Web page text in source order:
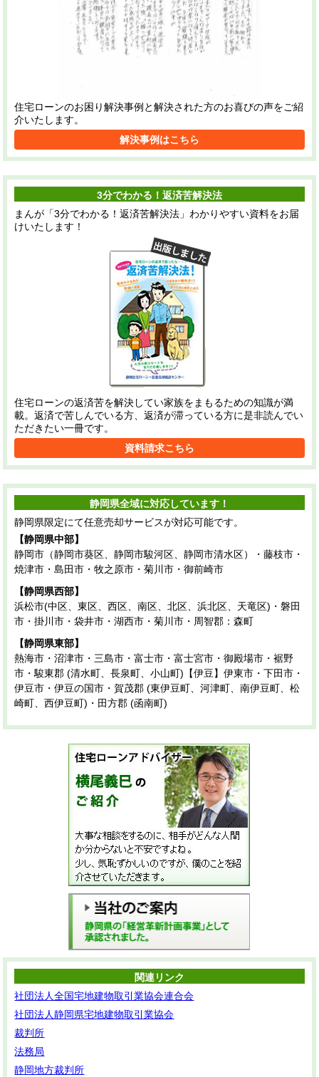
住宅ローンのお困り解決事例と解決された方のお喜びの声をご紹
介いたします。
解決事例はこちら
3分でわかる！返済苦解決法
まんが「3分でわかる！返済苦解決法」わかりやすい資料をお届
けいたします！
住宅ローンの返済苦を解決してい家族をまもるための知識が満
載。返済で苦しんでいる方、返済が滞っている方に是非読んでい
ただきたい一冊です。
資料請求こちら
静岡県全域に対応しています！
静岡県限定にて任意売却サービスが対応可能です。
【静岡県中部】
静岡市（静岡市葵区、静岡市駿河区、静岡市清水区）・藤枝市・
焼津市・島田市・牧之原市・菊川市・御前崎市
【静岡県西部】
浜松市(中区、東区、西区、南区、北区、浜北区、天竜区)・磐田
市・掛川市・袋井市・湖西市・菊川市・周智郡：森町
【静岡県東部】
熱海市・沼津市・三島市・富士市・富士宮市・御殿場市・裾野
市・駿東郡 (清水町、長泉町、小山町)【伊豆】伊東市・下田市・
伊豆市・伊豆の国市・賀茂郡 (東伊豆町、河津町、南伊豆町、松
崎町、西伊豆町)・田方郡 (函南町)
関連リンク
社団法人全国宅地建物取引業協会連合会
社団法人静岡県宅地建物取引業協会
裁判所
法務局
静岡地方裁判所